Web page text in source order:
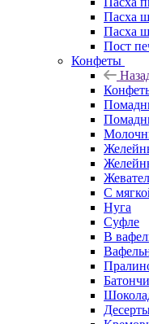
Пасха
Пасха
Пост
Конфеты
С
Нуга
Суфле
В